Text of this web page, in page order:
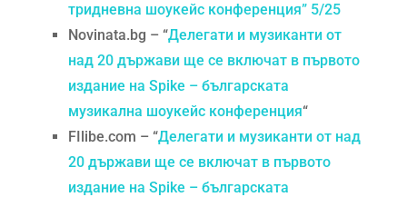
тридневна шоукейс конференция” 5/25
Novinata.bg – “Делегати и музиканти от
над 20 държави ще се включат в първото
издание на Spike – българската
музикална шоукейс конференция“
FIlibe.com – “Делегати и музиканти от над
20 държави ще се включат в първото
издание на Spike – българската